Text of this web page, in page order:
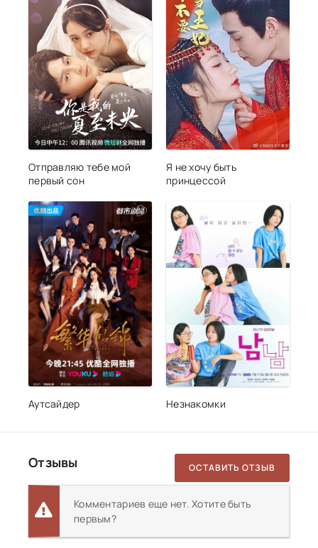
Отправляю тебе мой
первый сон
Я не хочу быть
принцессой
Аутсайдер Незнакомки
Отзывы ОСТАВИТЬ ОТЗЫВ
Комментариев еще нет. Хотите быть
первым?